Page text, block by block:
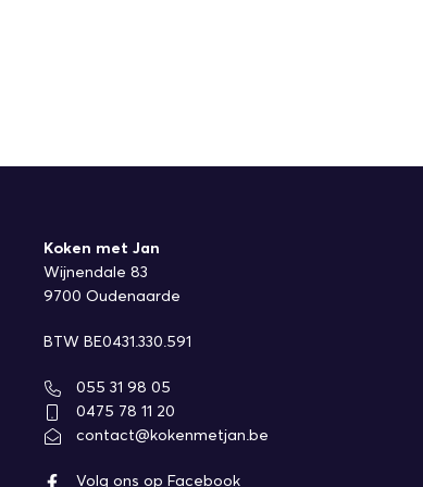
Koken met Jan
Wijnendale 83
9700 Oudenaarde
BTW BE0431.330.591
055 31 98 05
0475 78 11 20
contact@kokenmetjan.be
Volg ons op Facebook